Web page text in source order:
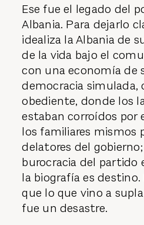
Ese fue el legado del
Albania. Para dejarlo
idealiza la Albania de
de la vida bajo el
con una economía de
democracia simulada,
obediente, donde los
estaban corroídos por
los familiares mismos
delatores del
burocracia del partido
la biografía es destino.
que lo que vino a
fue un desastre.